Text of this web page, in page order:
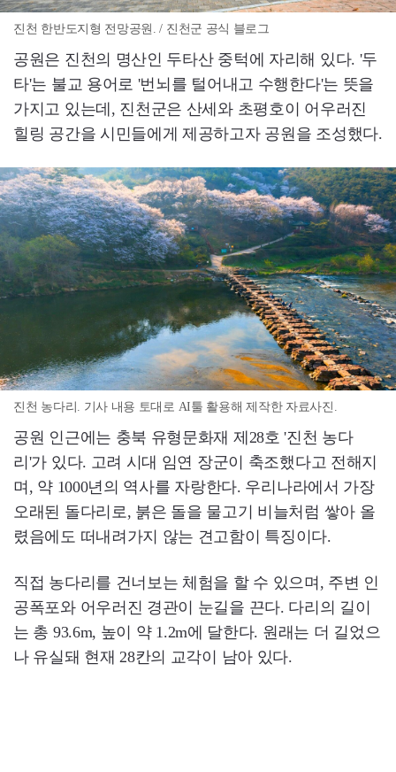
진천 한반도지형 전망공원. / 진천군 공식 블로그
공원은 진천의 명산인 두타산 중턱에 자리해 있다. '두
타'는 불교 용어로 '번뇌를 털어내고 수행한다'는 뜻을
가지고 있는데, 진천군은 산세와 초평호이 어우러진
힐링 공간을 시민들에게 제공하고자 공원을 조성했다.
진천 농다리. 기사 내용 토대로 AI툴 활용해 제작한 자료사진.
공원 인근에는 충북 유형문화재 제28호 '진천 농다
리'가 있다. 고려 시대 임연 장군이 축조했다고 전해지
며, 약 1000년의 역사를 자랑한다. 우리나라에서 가장
오래된 돌다리로, 붉은 돌을 물고기 비늘처럼 쌓아 올
렸음에도 떠내려가지 않는 견고함이 특징이다.
직접 농다리를 건너보는 체험을 할 수 있으며, 주변 인
공폭포와 어우러진 경관이 눈길을 끈다. 다리의 길이
는 총 93.6m, 높이 약 1.2m에 달한다. 원래는 더 길었으
나 유실돼 현재 28칸의 교각이 남아 있다.